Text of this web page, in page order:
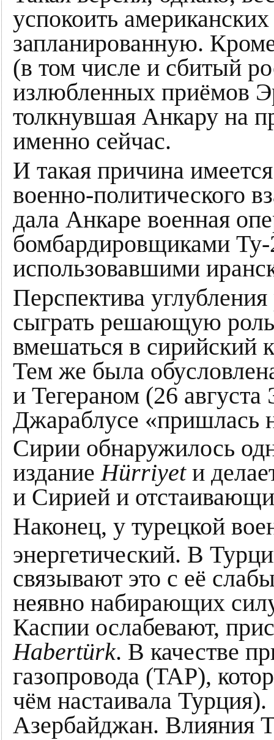
успокоить
запланированную.
(в том числе и сбитый
излюбленных приёмов
толкнувшая Анкару на
именно сейчас.
И такая причина
военно-политического
дала Анкаре военная
бомбардировщиками
использовавшими
Перспектива
сыграть решающую роль
вмешаться в сирийский
Тем же была
и Тегераном (26
Джараблусе «пришлась
Сирии обнаружилось
издание Hürriyetи
и Сирией и
Наконец, у турецкой
энергетический. В
связывают это с её
неявно набирающих
Каспии ослабевают,
Habertürk. В качестве
газопровода (TAP),
чём настаивала
Азербайджан. Влияния